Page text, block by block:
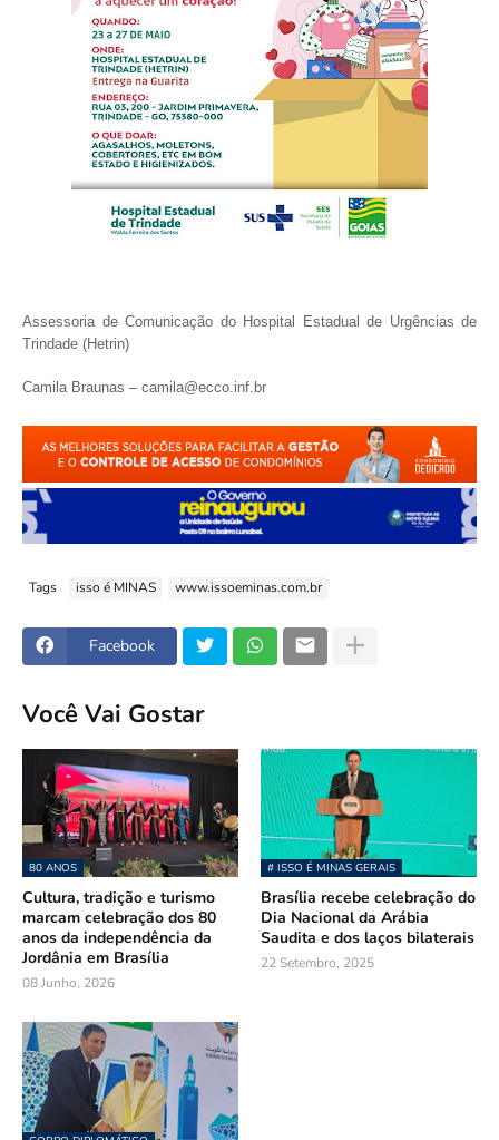
Assessoria de Comunicação do Hospital Estadual de Urgências de
Trindade (Hetrin)
Camila Braunas – camila@ecco.inf.br
Tags isso é MINAS www.issoeminas.com.br
Facebook
Você Vai Gostar
80 ANOS
Cultura, tradição e turismo
marcam celebração dos 80
anos da independência da
Jordânia em Brasília
08 Junho, 2026
# ISSO É MINAS GERAIS
Brasília recebe celebração do
Dia Nacional da Arábia
Saudita e dos laços bilaterais
22 Setembro, 2025